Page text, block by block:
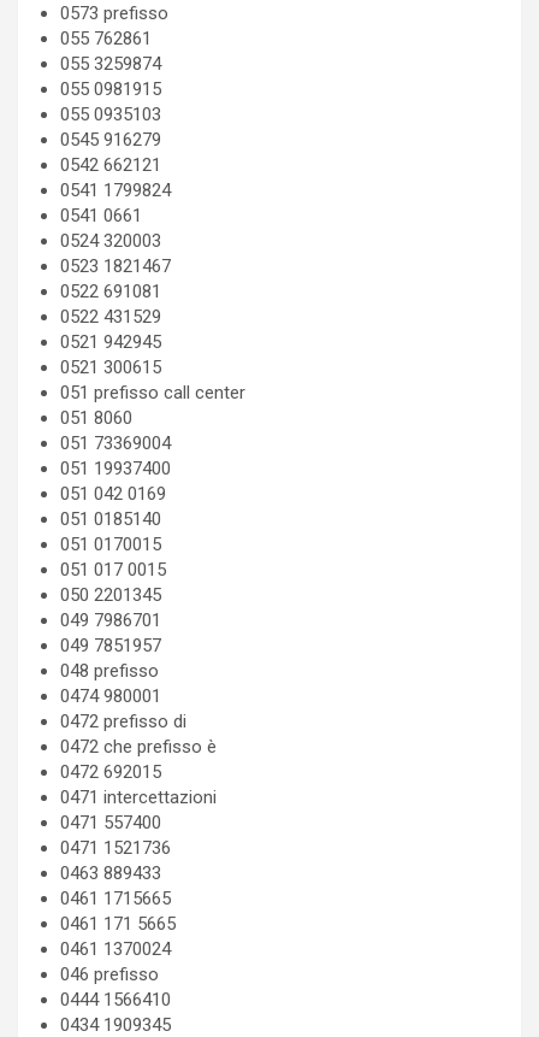
0573 prefisso
055 762861
055 3259874
055 0981915
055 0935103
0545 916279
0542 662121
0541 1799824
0541 0661
0524 320003
0523 1821467
0522 691081
0522 431529
0521 942945
0521 300615
051 prefisso call center
051 8060
051 73369004
051 19937400
051 042 0169
051 0185140
051 0170015
051 017 0015
050 2201345
049 7986701
049 7851957
048 prefisso
0474 980001
0472 prefisso di
0472 che prefisso è
0472 692015
0471 intercettazioni
0471 557400
0471 1521736
0463 889433
0461 1715665
0461 171 5665
0461 1370024
046 prefisso
0444 1566410
0434 1909345